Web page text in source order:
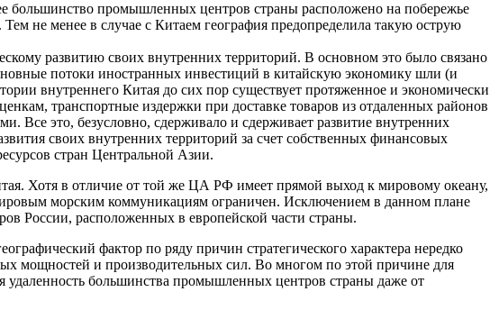
большинство промышленных центров страны расположено на побережье
не менее в случае с Китаем география предопределила такую острую
развитию своих внутренних территорий. В основном это было связано
потоки иностранных инвестиций в китайскую экономику шли (и
внутреннего Китая до сих пор существует протяженное и экономически
транспортные издержки при доставке товаров из отдаленных районов
Все это, безусловно, сдерживало и сдерживает развитие внутренних
своих внутренних территорий за счет собственных финансовых
стран Центральной Азии.
Хотя в отличие от той же ЦА РФ имеет прямой выход к мировому океану,
морским коммуникациям ограничен. Исключением в данном плане
России, расположенных в европейской части страны.
фактор по ряду причин стратегического характера нередко
мощностей и производительных сил. Во многом по этой причине для
большинства промышленных центров страны даже от